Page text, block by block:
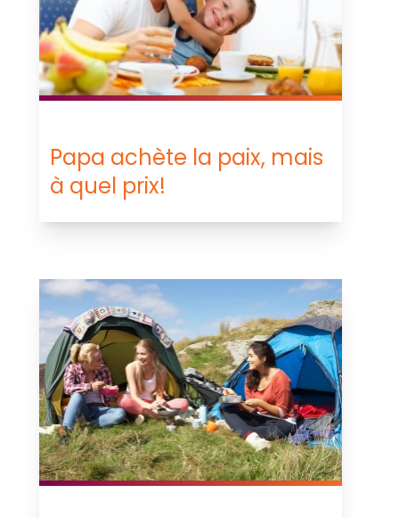
Papa achète la paix, mais
à quel prix!